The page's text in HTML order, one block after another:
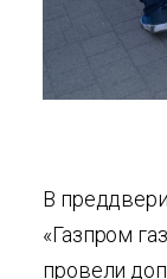
В
«Газпром
провели